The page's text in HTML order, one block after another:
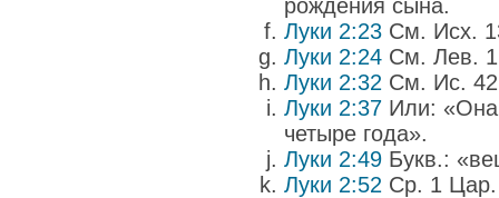
рождения сына.
Луки 2:23 См. Исх.
Луки 2:24 См. Лев.
Луки 2:32 См. Ис.
Луки 2:37 Или: «Она
четыре года».
Луки 2:49 Букв.:
Луки 2:52 Ср. 1